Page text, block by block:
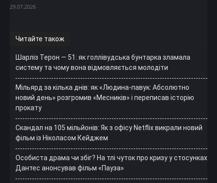
29.07.2026
Читайте також
Шарліз Терон — 51: як голлівудська бунтарка зламала
систему та чому вона відмовляється молодіти
Мільярд за кілька днів: як «Людина-павук: Абсолютно
новий день» розгромив «Месників» і переписав історію
прокату
Скандал на 105 мільйонів: Як з офісу Netflix викрали новий
фільм із Ніколасом Кейджем
Особиста драма чи збіг? На тлі чуток про кризу у стосунках
Дантес анонсував фільм «Пауза»